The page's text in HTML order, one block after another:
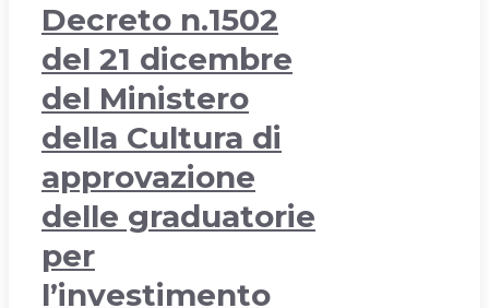
Decreto n.1502
del 21 dicembre
del Ministero
della Cultura di
approvazione
delle graduatorie
per
l’investimento